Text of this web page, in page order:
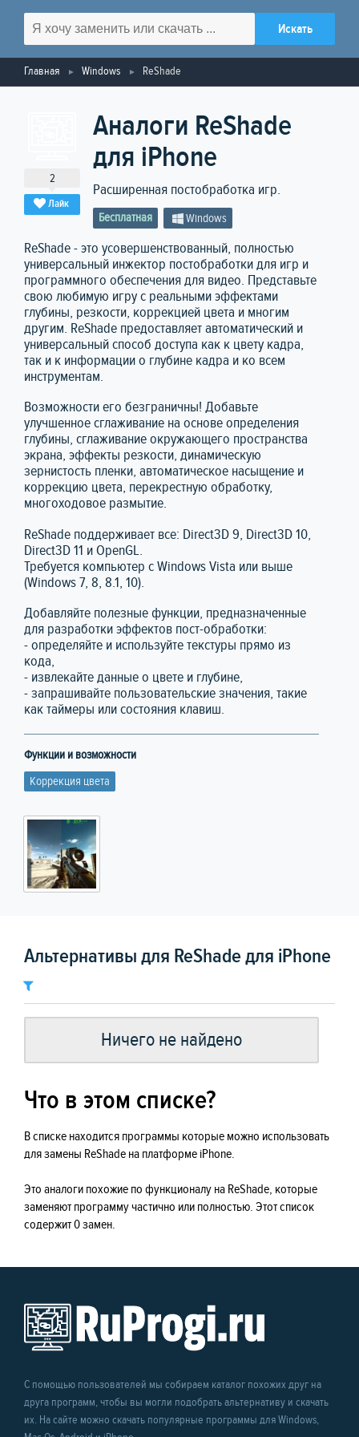
Главная Windows ReShade
2
Лайк
Аналоги ReShade
для iPhone
Расширенная постобработка игр.
Бесплатная Windows
ReShade - это усовершенствованный, полностью
универсальный инжектор постобработки для игр и
программного обеспечения для видео. Представьте
свою любимую игру с реальными эффектами
глубины, резкости, коррекцией цвета и многим
другим. ReShade предоставляет автоматический и
универсальный способ доступа как к цвету кадра,
так и к информации о глубине кадра и ко всем
инструментам.
Возможности его безграничны! Добавьте
улучшенное сглаживание на основе определения
глубины, сглаживание окружающего пространства
экрана, эффекты резкости, динамическую
зернистость пленки, автоматическое насыщение и
коррекцию цвета, перекрестную обработку,
многоходовое размытие.
ReShade поддерживает все: Direct3D 9, Direct3D 10,
Direct3D 11 и OpenGL.
Требуется компьютер с Windows Vista или выше
(Windows 7, 8, 8.1, 10).
Добавляйте полезные функции, предназначенные
для разработки эффектов пост-обработки:
- определяйте и используйте текстуры прямо из
кода,
- извлекайте данные о цвете и глубине,
- запрашивайте пользовательские значения, такие
как таймеры или состояния клавиш.
Функции и возможности
Коррекция цвета
Альтернативы для ReShade для iPhone
Ничего не найдено
Что в этом списке?
В списке находится программы которые можно использовать
для замены ReShade на платформе iPhone.
Это аналоги похожие по функционалу на ReShade, которые
заменяют программу частично или полностью. Этот список
содержит 0 замен.
С помощью пользователей мы собираем каталог похожих друг на
друга программ, чтобы вы могли подобрать альтернативу и скачать
их. На сайте можно скачать популярные программы для Windows,